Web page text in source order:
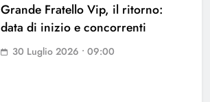
Grande Fratello Vip, il ritorno:
data di inizio e concorrenti
30 Luglio 2026 • 09:00